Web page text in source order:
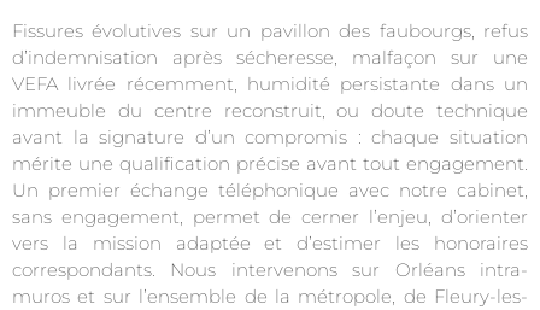
Fissures évolutives sur un pavillon des faubourgs, refus
d’indemnisation après sécheresse, malfaçon sur une
VEFA livrée récemment, humidité persistante dans un
immeuble du centre reconstruit, ou doute technique
avant la signature d’un compromis : chaque situation
mérite une qualification précise avant tout engagement.
Un premier échange téléphonique avec notre cabinet,
sans engagement, permet de cerner l’enjeu, d’orienter
vers la mission adaptée et d’estimer les honoraires
correspondants. Nous intervenons sur Orléans intra-
muros et sur l’ensemble de la métropole, de Fleury-les-